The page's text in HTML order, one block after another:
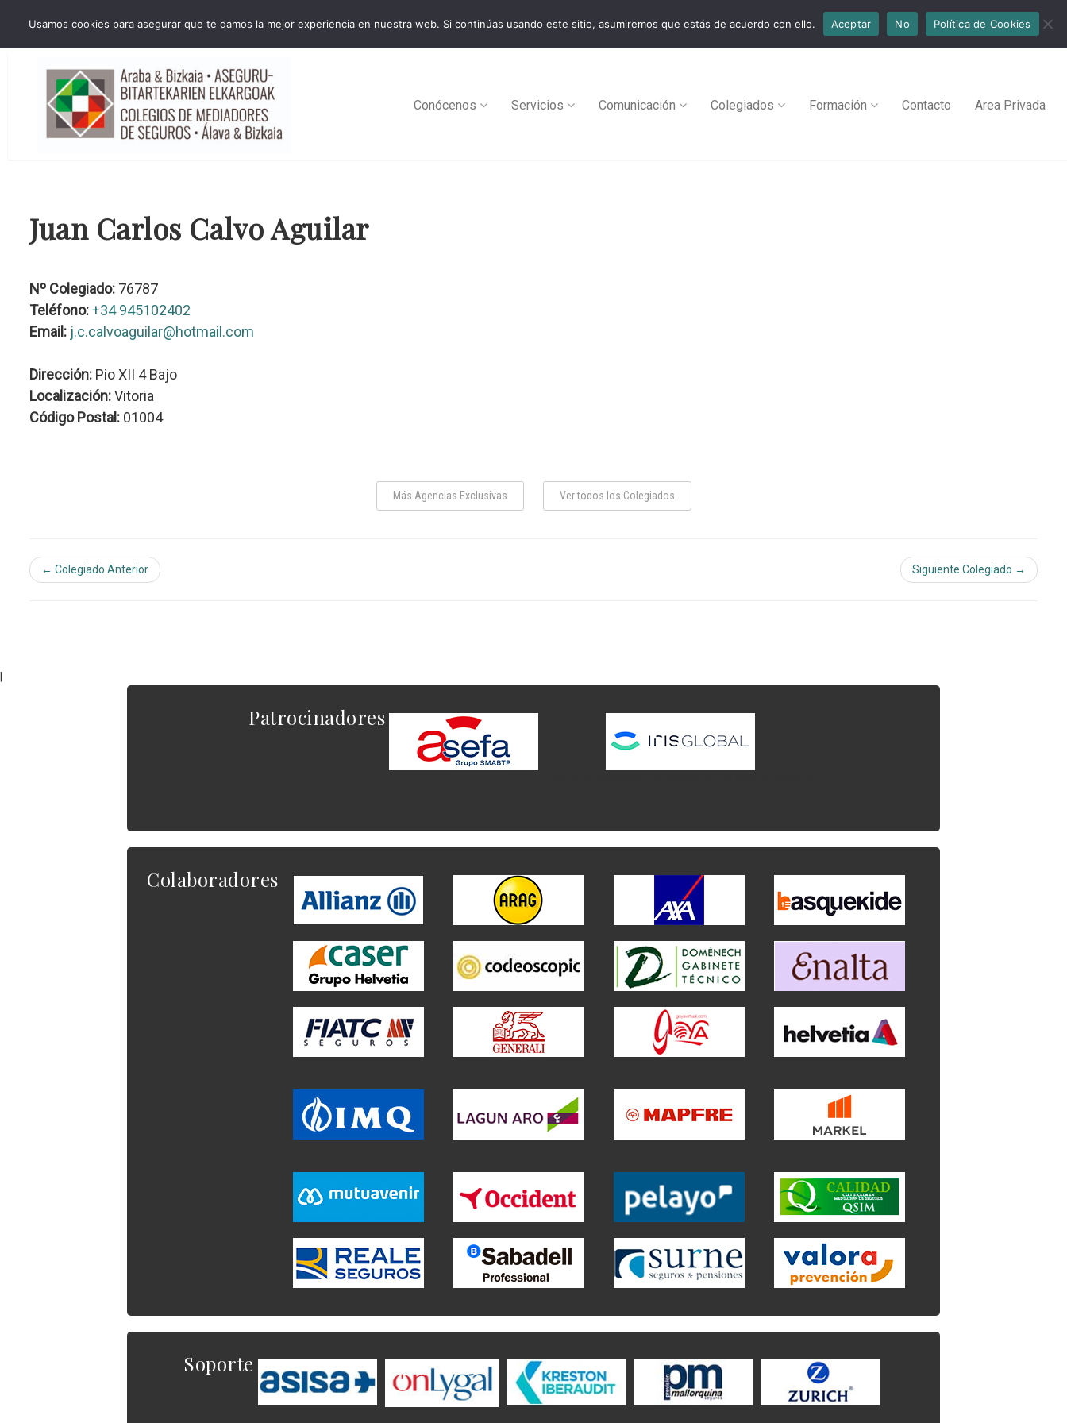
administracion@cmsab.eus 94.442.43.43 Móvil y Whatsapp 688.889.170
Conócenos Servicios Comunicación Colegiados Formación Contacto Area Privada
Juan Carlos Calvo Aguilar
Nº Colegiado: 76787
Teléfono:+34 945102402
Email: j.c.calvoaguilar@hotmail.com
Dirección: Pio XII 4 Bajo
Localización:Vitoria
Código Postal: 01004
Más Agencias Exclusivas Ver todos los Colegiados
← Colegiado Anterior Siguiente Colegiado →
|
Patrocinadores
Colaboradores
Soporte
Usamos cookies para asegurar que te damos la mejor experiencia en nuestra web. Si continúas usando este sitio, asumiremos que estás de acuerdo con ello. Aceptar No Política de Cookies